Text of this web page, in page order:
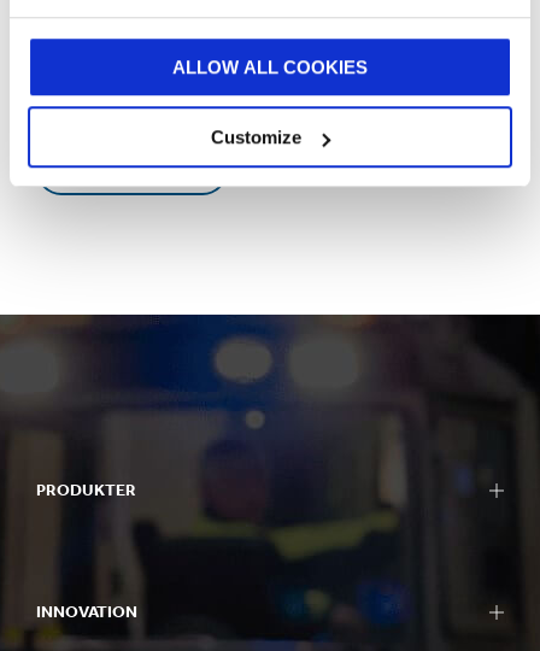
ALLOW ALL COOKIES
Customize
Centres for at få inspiration eller en kort snak med
vores eksperter, så vil vi meget gerne høre fra dig.
KONTAKT OS
PRODUKTER
INNOVATION